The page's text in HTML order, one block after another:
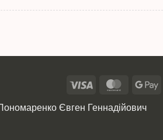
Євген Геннадійович